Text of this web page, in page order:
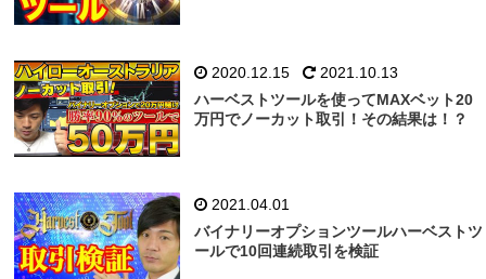
2020.12.15
2021.10.13
ハーベストツールを使ってMAXベット20
万円でノーカット取引！その結果は！？
2021.04.01
バイナリーオプションツールハーベストツ
ールで10回連続取引を検証